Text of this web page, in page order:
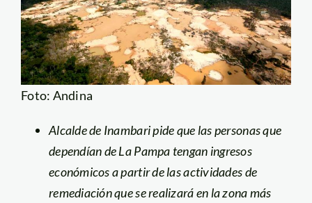
Foto: Andina
Alcalde de Inambari pide que las personas que
dependían de La Pampa tengan ingresos
económicos a partir de las actividades de
remediación que se realizará en la zona más